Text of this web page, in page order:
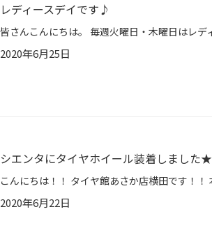
レディースデイです♪
2020年6月25日
シエンタにタイヤホイール装着しました★
2020年6月22日